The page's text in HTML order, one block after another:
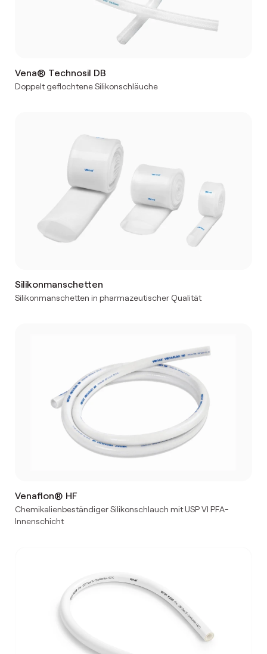
Vena® Technosil DB
Doppelt geflochtene Silikonschläuche
Silikonmanschetten
Silikonmanschetten in pharmazeutischer Qualität
Venaflon® HF
Chemikalienbeständiger Silikonschlauch mit USP VI PFA-
Innenschicht